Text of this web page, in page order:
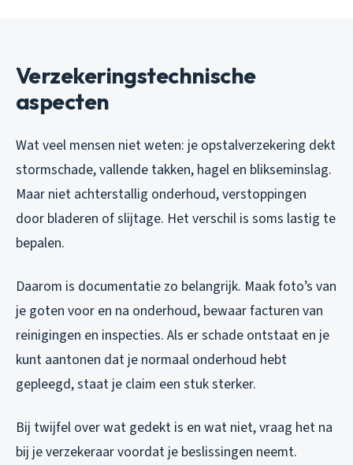
Verzekeringstechnische
aspecten
Wat veel mensen niet weten: je opstalverzekering dekt
stormschade, vallende takken, hagel en blikseminslag.
Maar niet achterstallig onderhoud, verstoppingen
door bladeren of slijtage. Het verschil is soms lastig te
bepalen.
Daarom is documentatie zo belangrijk. Maak foto’s van
je goten voor en na onderhoud, bewaar facturen van
reinigingen en inspecties. Als er schade ontstaat en je
kunt aantonen dat je normaal onderhoud hebt
gepleegd, staat je claim een stuk sterker.
Bij twijfel over wat gedekt is en wat niet, vraag het na
bij je verzekeraar voordat je beslissingen neemt.